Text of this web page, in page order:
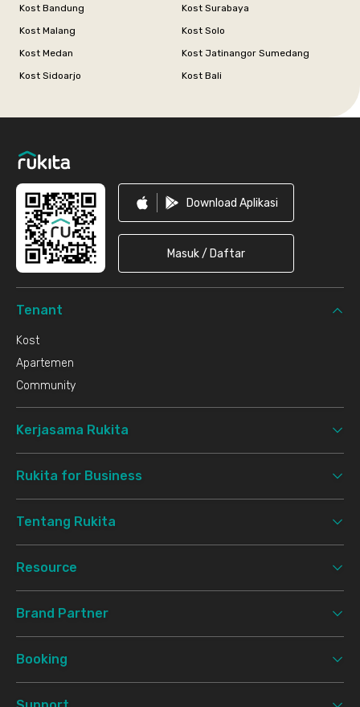
Kost Bandung
Kost Surabaya
Kost Malang
Kost Solo
Kost Medan
Kost Jatinangor Sumedang
Kost Sidoarjo
Kost Bali
Download Aplikasi
Masuk / Daftar
Tenant
Kost
Apartemen
Community
Kerjasama Rukita
Rukita for Business
Tentang Rukita
Resource
Brand Partner
Booking